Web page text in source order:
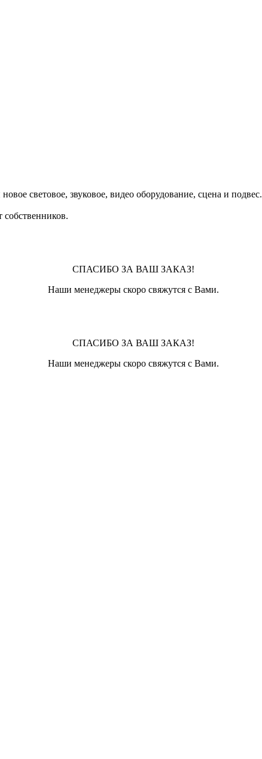
световое, звуковое, видео оборудование, сцена и подвес.
СПАСИБО ЗА ВАШ ЗАКАЗ!
Наши менеджеры скоро свяжутся с Вами.
СПАСИБО ЗА ВАШ ЗАКАЗ!
Наши менеджеры скоро свяжутся с Вами.